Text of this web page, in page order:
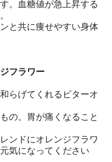
。血糖値が急上昇する
と共に痩せやすい身体
フラワー
らげてくれるビターオ
の。胃が痛くなること
ンドにオレンジフラワ
気になってください